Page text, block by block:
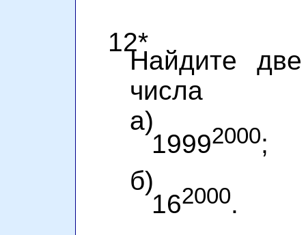
12*
Найдите
числа
а)
19992000;
б)
162000.